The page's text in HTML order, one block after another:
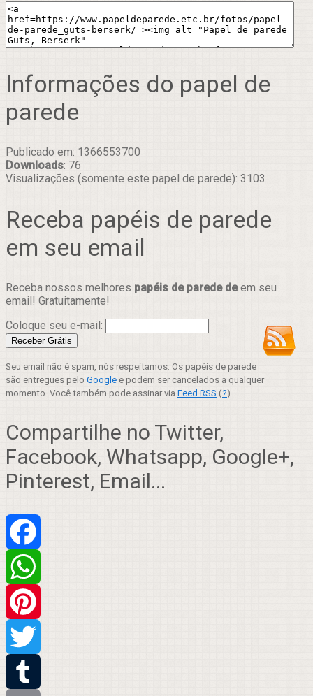
Informações do papel de
parede
Publicado em: 1366553700
Downloads: 76
Visualizações (somente este papel de parede): 3103
Receba papéis de parede
em seu email
Receba nossos melhores papéis de parede deem seu
email! Gratuitamente!
Coloque seu e-mail:
Seu email não é spam, nós respeitamos. Os papéis de parede
são entregues pelo Google e podem ser cancelados a qualquer
momento. Você também pode assinar via Feed RSS (?).
Compartilhe no Twitter,
Facebook, Whatsapp, Google+,
Pinterest, Email...
Facebook
WhatsApp
Pinterest
Twitter